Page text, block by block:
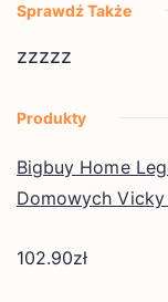
Sprawdź Także
zzzzz
Produkty
Bigbuy Home
Domowych
102.90zł